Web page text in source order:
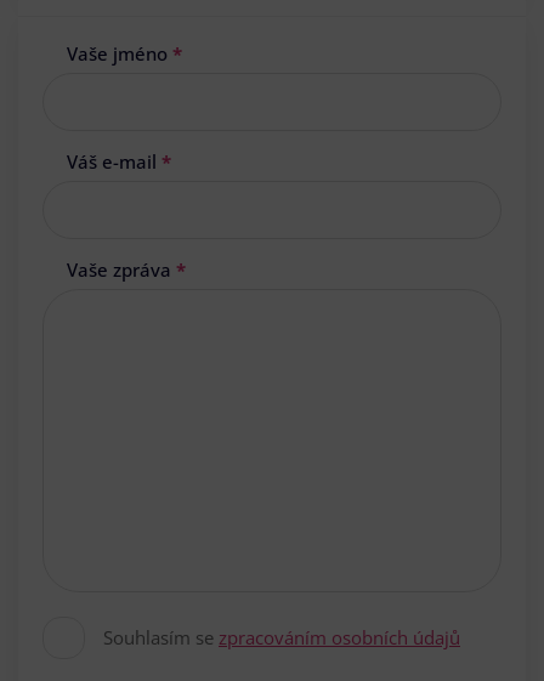
Vaše jméno *
Váš e-mail *
Vaše zpráva *
Souhlasím se zpracováním osobních údajů